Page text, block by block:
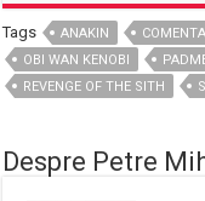
Tags ANAKIN
OBI WAN KENOBI
REVENGE OF THE SITH
Despre Petre